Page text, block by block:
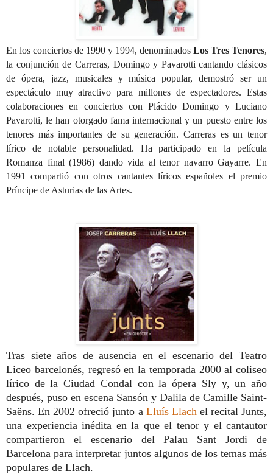
En los conciertos de 1990 y 1994, denominados Los Tres Tenores,
la conjunción de Carreras, Domingo y Pavarotti cantando clásicos
de ópera, jazz, musicales y música popular, demostró ser un
espectáculo muy atractivo para millones de espectadores. Estas
colaboraciones en conciertos con Plácido Domingo y Luciano
Pavarotti, le han otorgado fama internacional y un puesto entre los
tenores más importantes de su generación. Carreras es un tenor
lírico de notable personalidad. Ha participado en la película
Romanza final (1986) dando vida al tenor navarro Gayarre. En
1991 compartió con otros cantantes líricos españoles el premio
Príncipe de Asturias de las Artes.
Tras siete años de ausencia en el escenario del Teatro
Liceo barcelonés, regresó en la temporada 2000 al coliseo
lírico de la Ciudad Condal con la ópera Sly y, un año
después, puso en escena Sansón y Dalila de Camille Saint-
Saëns. En 2002 ofreció junto a Lluís Llach el recital Junts,
una experiencia inédita en la que el tenor y el cantautor
compartieron el escenario del Palau Sant Jordi de
Barcelona para interpretar juntos algunos de los temas más
populares de Llach.